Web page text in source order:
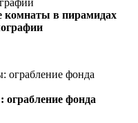
в пирамидах
фонда